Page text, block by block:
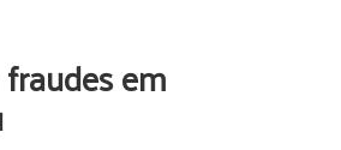
em